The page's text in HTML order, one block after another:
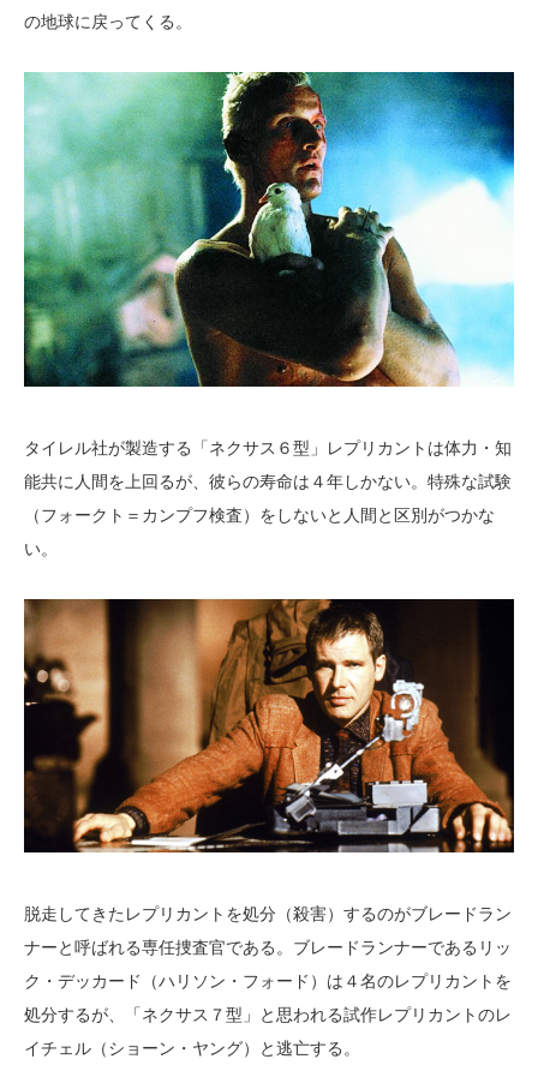
の地球に戻ってくる。
タイレル社が製造する「ネクサス６型」レプリカントは体力・知
能共に人間を上回るが、彼らの寿命は４年しかない。特殊な試験
（フォークト＝カンプフ検査）をしないと人間と区別がつかな
い。
脱走してきたレプリカントを処分（殺害）するのがブレードラン
ナーと呼ばれる専任捜査官である。ブレードランナーであるリッ
ク・デッカード（ハリソン・フォード）は４名のレプリカントを
処分するが、「ネクサス７型」と思われる試作レプリカントのレ
イチェル（ショーン・ヤング）と逃亡する。